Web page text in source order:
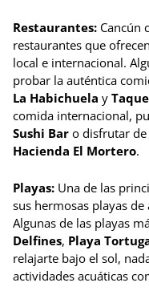
Restaurantes: Cancún
restaurantes que
local e internacional.
probar la auténtica
La Habichuela y
comida internacional,
Sushi Bar o disfrutar de
Hacienda El Mortero.
Playas: Una de las
sus hermosas playas de
Algunas de las playas
Delfines, Playa
relajarte bajo el sol,
actividades acuáticas